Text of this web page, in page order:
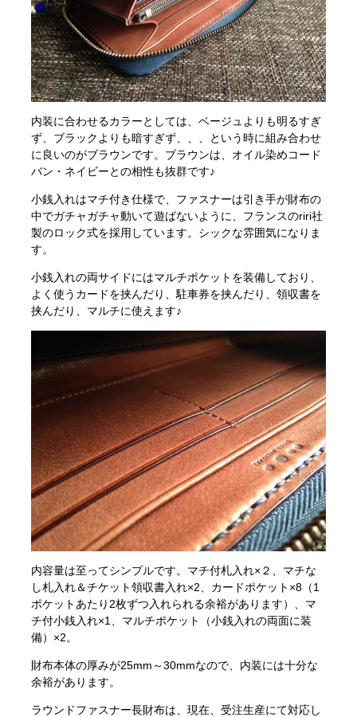
内装に合わせるカラーとしては、ベージュよりも明るすぎ
ず、ブラックよりも暗すぎず、、、という時に組み合わせ
に良いのがブラウンです。ブラウンは、オイル染めコード
バン・ネイビーとの相性も抜群です♪
小銭入れはマチ付き仕様で、ファスナーは引き手が財布の
中でガチャガチャ動いて遊ばないように、フランスのriri社
製のロック式を採用しています。シックな雰囲気になりま
す。
小銭入れの両サイドにはマルチポケットを装備しており、
よく使うカードを挟んだり、駐車券を挟んだり、領収書を
挟んだり、マルチに使えます♪
内容量は至ってシンプルです。マチ付札入れ×２、マチな
し札入れ＆チケット領収書入れ×2、カードポケット×8（1
ポケットあたり2枚ずつ入れられる余裕があります）、マ
チ付小銭入れ×1、マルチポケット（小銭入れの両面に装
備）×2。
財布本体の厚みが25mm～30mmなので、内装には十分な
余裕があります。
ラウンドファスナー長財布は、現在、受注生産にて対応し